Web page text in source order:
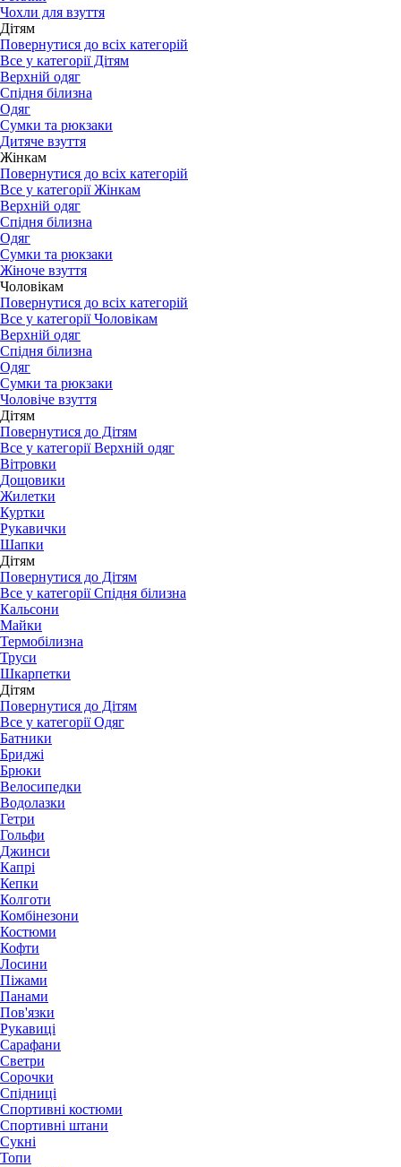
Чохли для взуття
Дітям
Повернутися до всіх категорій
Все у категорії Дітям
Верхній одяг
Спідня білизна
Одяг
Сумки та рюкзаки
Дитяче взуття
Жінкам
Повернутися до всіх категорій
Все у категорії Жінкам
Верхній одяг
Спідня білизна
Одяг
Сумки та рюкзаки
Жіноче взуття
Чоловікам
Повернутися до всіх категорій
Все у категорії Чоловікам
Верхній одяг
Спідня білизна
Одяг
Сумки та рюкзаки
Чоловіче взуття
Дітям
Повернутися до Дітям
Все у категорії Верхній одяг
Вітровки
Дощовики
Жилетки
Куртки
Рукавички
Шапки
Дітям
Повернутися до Дітям
Все у категорії Спідня білизна
Кальсони
Майки
Термобілизна
Труси
Шкарпетки
Дітям
Повернутися до Дітям
Все у категорії Одяг
Батники
Бриджі
Брюки
Велосипедки
Водолазки
Гетри
Гольфи
Джинси
Капрі
Кепки
Колготи
Комбінезони
Костюми
Кофти
Лосини
Піжами
Панами
Пов'язки
Рукавиці
Сарафани
Светри
Сорочки
Спідниці
Спортивні костюми
Спортивні штани
Сукні
Топи